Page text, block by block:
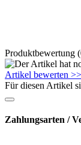
Produktbewertung
Artikel bewerten >>
Für diesen Artikel
Zahlungsarten /